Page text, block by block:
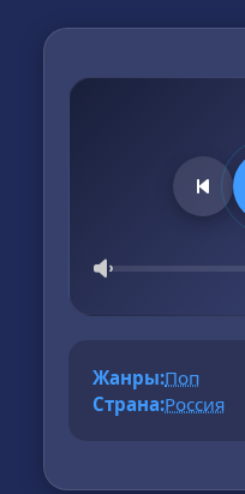
Жанры:Поп
Страна:Россия